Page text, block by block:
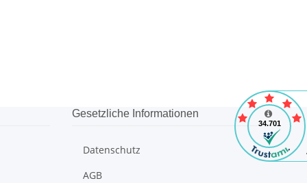
Gesetzliche Informationen
Datenschutz
AGB